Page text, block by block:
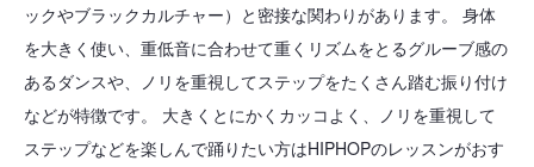
ックやブラックカルチャー）と密接な関わりがあります。 身体
を大きく使い、重低音に合わせて重くリズムをとるグルーブ感の
あるダンスや、ノリを重視してステップをたくさん踏む振り付け
などが特徴です。 大きくとにかくカッコよく、ノリを重視して
ステップなどを楽しんで踊りたい方はHIPHOPのレッスンがおす